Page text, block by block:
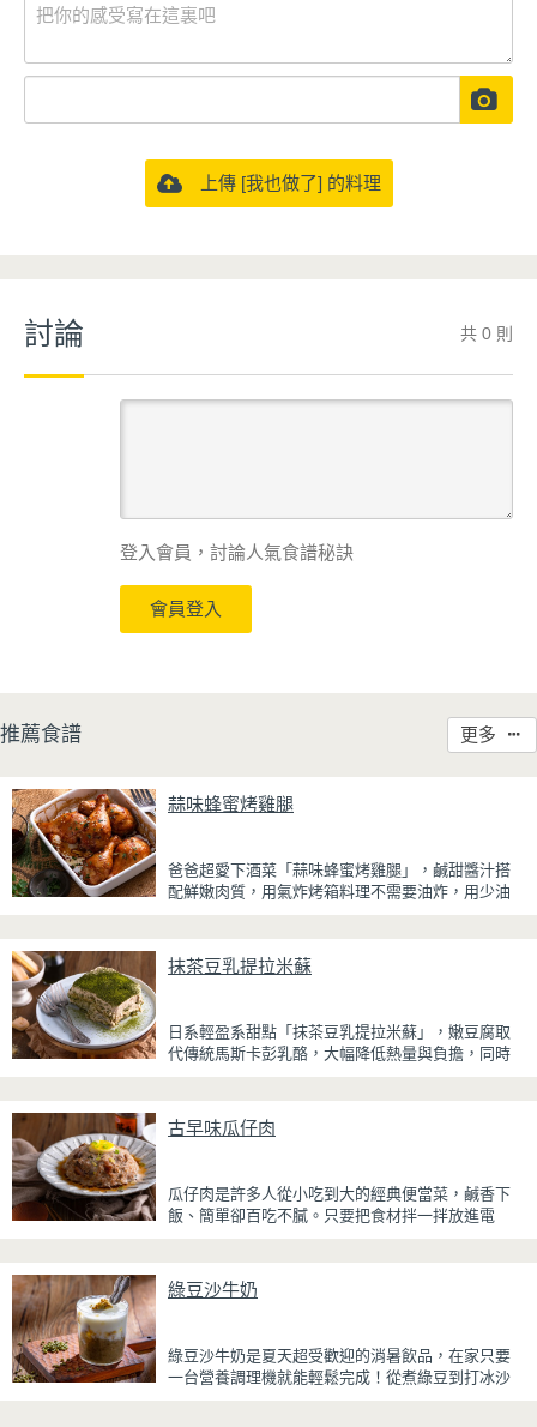
上傳 [我也做了] 的料理
討論 共 0 則
登入會員，討論人氣食譜秘訣
會員登入
推薦食譜 更多
蒜味蜂蜜烤雞腿
爸爸超愛下酒菜「蒜味蜂蜜烤雞腿」，鹹甜醬汁搭
配鮮嫩肉質，用氣炸烤箱料理不需要油炸，用少油
入氣炸烤箱烘烤，免油炸也能烤出外皮金黃微酥、
配冰涼啤酒更是絕配！無論是父親節、聚會或宵夜
時光，在家就能輕鬆端出美味下酒菜。
抹茶豆乳提拉米蘇
日系輕盈系甜點「抹茶豆乳提拉米蘇」，嫩豆腐取
代傳統馬斯卡彭乳酪，大幅降低熱量與負擔，同時
厚重，搭配帶微苦茶香的抹茶與香氣濃郁的黃豆
粉，甜而不膩，層次更加豐富。
吃到淡淡的茶香。相較於傳統提拉米蘇，這款更清
爽、更低負擔，無論是下午茶、飯後甜點，或是正
古早味瓜仔肉
瓜仔肉是許多人從小吃到大的經典便當菜，鹹香下
飯、簡單卻百吃不膩。只要把食材拌一拌放進電
蒸好的瓜仔肉鮮嫩多汁，絞肉吸飽脆瓜醬汁的甘甜
滿濃濃古早味，帶便當、配稀飯、配白飯都好吃，
讓人忍不住多扒好幾口飯，是一道簡單又美味的經
綠豆沙牛奶
綠豆沙牛奶是夏天超受歡迎的消暑飲品，在家只要
一台營養調理機就能輕鬆完成！從煮綠豆到打冰沙